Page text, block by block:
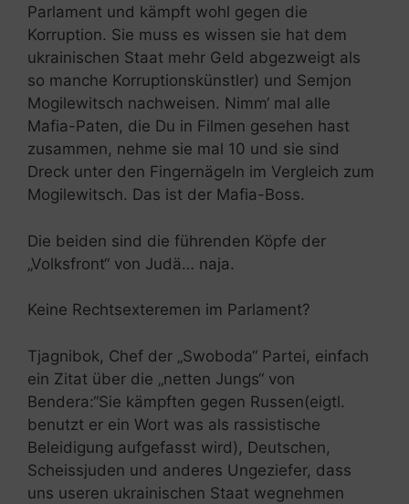
Parlament und kämpft wohl gegen die
Korruption. Sie muss es wissen sie hat dem
ukrainischen Staat mehr Geld abgezweigt als
so manche Korruptionskünstler) und Semjon
Mogilewitsch nachweisen. Nimm‘ mal alle
Mafia-Paten, die Du in Filmen gesehen hast
zusammen, nehme sie mal 10 und sie sind
Dreck unter den Fingernägeln im Vergleich zum
Mogilewitsch. Das ist der Mafia-Boss.
Die beiden sind die führenden Köpfe der
„Volksfront“ von Judä… naja.
Keine Rechtsexteremen im Parlament?
Tjagnibok, Chef der „Swoboda“ Partei, einfach
ein Zitat über die „netten Jungs“ von
Bendera:“Sie kämpften gegen Russen(eigtl.
benutzt er ein Wort was als rassistische
Beleidigung aufgefasst wird), Deutschen,
Scheissjuden und anderes Ungeziefer, dass
uns useren ukrainischen Staat wegnehmen